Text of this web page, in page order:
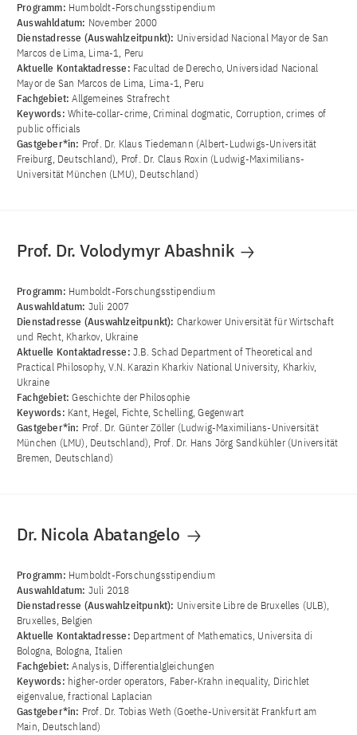
Programm: Humboldt-Forschungsstipendium
Auswahldatum: November 2000
Dienstadresse (Auswahlzeitpunkt): Universidad Nacional Mayor de San
Marcos de Lima, Lima-1, Peru
Aktuelle Kontaktadresse: Facultad de Derecho, Universidad Nacional
Mayor de San Marcos de Lima, Lima-1, Peru
Fachgebiet:Allgemeines Strafrecht
Keywords: White-collar-crime, Criminal dogmatic, Corruption, crimes of
public officials
Gastgeber*in: Prof. Dr. Klaus Tiedemann (Albert-Ludwigs-Universität
Freiburg, Deutschland), Prof. Dr. Claus Roxin (Ludwig-Maximilians-
Universität München (LMU), Deutschland)
Prof. Dr. Volodymyr Abashnik
Programm: Humboldt-Forschungsstipendium
Auswahldatum: Juli 2007
Dienstadresse (Auswahlzeitpunkt): Charkower Universität für Wirtschaft
und Recht, Kharkov, Ukraine
Aktuelle Kontaktadresse: J.B. Schad Department of Theoretical and
Practical Philosophy, V.N. Karazin Kharkiv National University, Kharkiv,
Ukraine
Fachgebiet:Geschichte der Philosophie
Keywords: Kant, Hegel, Fichte, Schelling, Gegenwart
Gastgeber*in: Prof. Dr. Günter Zöller (Ludwig-Maximilians-Universität
München (LMU), Deutschland), Prof. Dr. Hans Jörg Sandkühler (Universität
Bremen, Deutschland)
Dr. Nicola Abatangelo
Programm: Humboldt-Forschungsstipendium
Auswahldatum: Juli 2018
Dienstadresse (Auswahlzeitpunkt): Universite Libre de Bruxelles (ULB),
Bruxelles, Belgien
Aktuelle Kontaktadresse: Department of Mathematics, Universita di
Bologna, Bologna, Italien
Fachgebiet:Analysis, Differentialgleichungen
Keywords: higher-order operators, Faber-Krahn inequality, Dirichlet
eigenvalue, fractional Laplacian
Gastgeber*in: Prof. Dr. Tobias Weth (Goethe-Universität Frankfurt am
Main, Deutschland)